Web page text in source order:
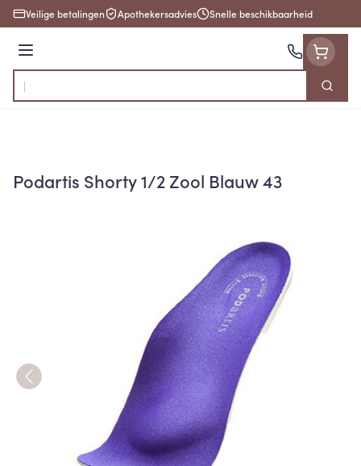
Ga naar de inhoud
Veilige betalingen Apothekersadvies Snelle beschikbaarheid
Menu
Product, merk, categorie...
Zoek
Podartis Shorty 1/2 Zool Blauw 43